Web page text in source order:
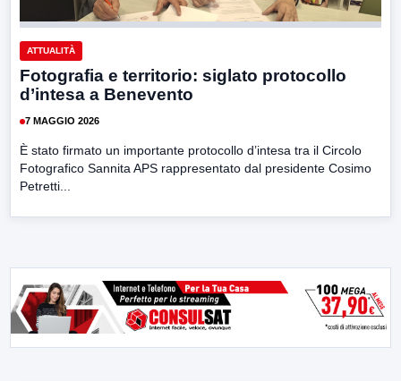
ATTUALITÀ
Fotografia e territorio: siglato protocollo
d’intesa a Benevento
7 MAGGIO 2026
È stato firmato un importante protocollo d’intesa tra il Circolo
Fotografico Sannita APS rappresentato dal presidente Cosimo
Petretti...